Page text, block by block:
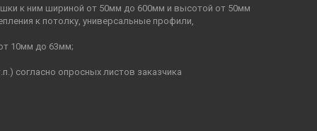
к ним шириной от 50мм до 600мм и высотой от 50мм
к потолку, универсальные профили,
10мм до 63мм;
согласно опросных листов заказчика